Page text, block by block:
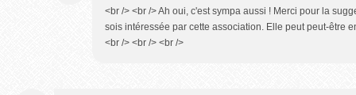
<br /> <br /> Ah oui, c'est sympa aussi ! Merci pour la
sois intéressée par cette association. Elle peut peut-être
<br /> <br /> <br />